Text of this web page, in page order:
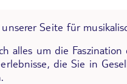
Seite für
alles um die
die Sie in